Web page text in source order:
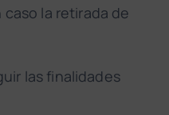
la retirada de
las finalidades